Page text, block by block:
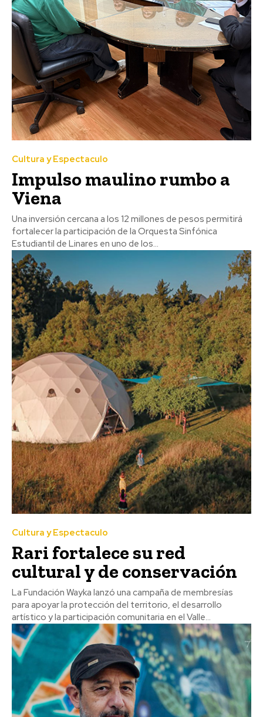
Cultura y Espectaculo
Impulso maulino rumbo a
Viena
Una inversión cercana a los 12 millones de pesos permitirá
fortalecer la participación de la Orquesta Sinfónica
Estudiantil de Linares en uno de los...
Cultura y Espectaculo
Rari fortalece su red
cultural y de conservación
La Fundación Wayka lanzó una campaña de membresías
para apoyar la protección del territorio, el desarrollo
artístico y la participación comunitaria en el Valle...